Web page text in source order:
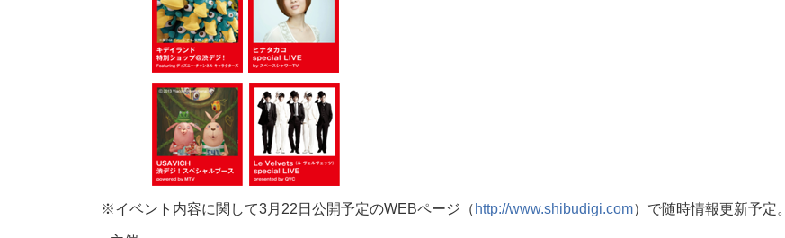
※イベント内容に関して3月22日公開予定のWEBページ（ http://www.shibudigi.com）で随時情報更新予定。